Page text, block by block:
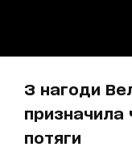
З нагоди
призначила
потяги